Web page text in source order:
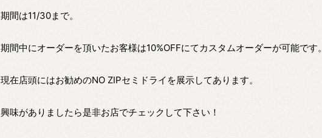
期間は11/30まで。
期間中にオーダーを頂いたお客様は10%OFFにてカスタムオーダーが可能です。
現在店頭にはお勧めのNO ZIPセミドライを展示してあります。
興味がありましたら是非お店でチェックして下さい！